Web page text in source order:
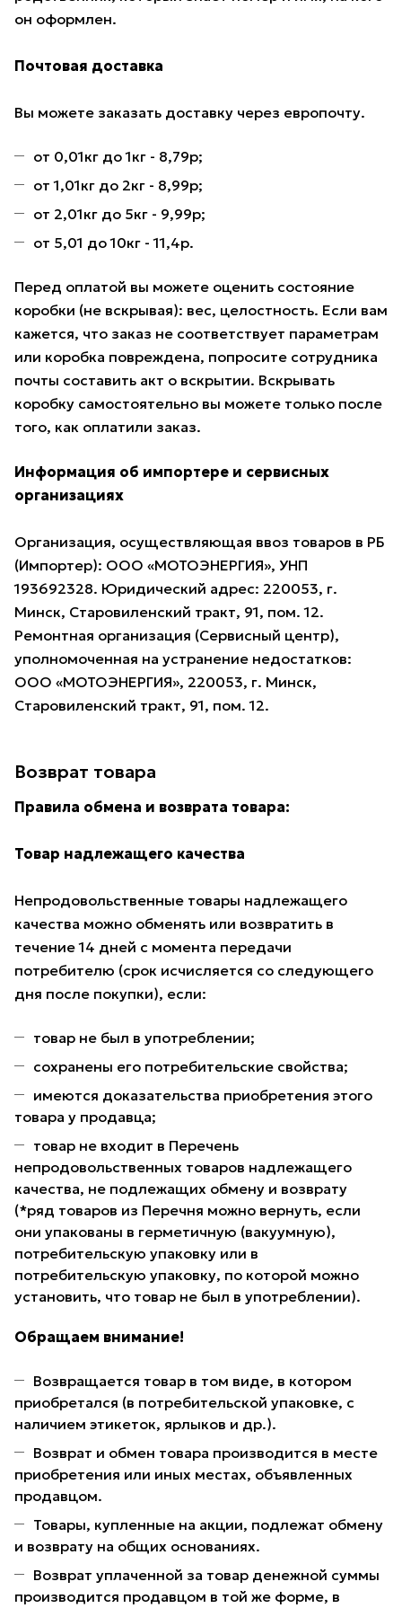
он оформлен.
Почтовая доставка
Вы можете заказать доставку через европочту.
от 0,01кг до 1кг - 8,79р;
от 1,01кг до 2кг - 8,99р;
от 2,01кг до 5кг - 9,99р;
от 5,01 до 10кг - 11,4р.
Перед оплатой вы можете оценить состояние
коробки (не вскрывая): вес, целостность. Если вам
кажется, что заказ не соответствует параметрам
или коробка повреждена, попросите сотрудника
почты составить акт о вскрытии. Вскрывать
коробку самостоятельно вы можете только после
того, как оплатили заказ.
Информация об импортере и сервисных
организациях
Организация, осуществляющая ввоз товаров в РБ
(Импортер): ООО «МОТОЭНЕРГИЯ», УНП
193692328. Юридический адрес: 220053, г.
Минск, Старовиленский тракт, 91, пом. 12.
Ремонтная организация (Сервисный центр),
уполномоченная на устранение недостатков:
ООО «МОТОЭНЕРГИЯ», 220053, г. Минск,
Старовиленский тракт, 91, пом. 12.
Возврат товара
Правила обмена и возврата товара:
Товар надлежащего качества
Непродовольственные товары надлежащего
качества можно обменять или возвратить в
течение 14 дней с момента передачи
потребителю (срок исчисляется со следующего
дня после покупки), если:
товар не был в употреблении;
сохранены его потребительские свойства;
имеются доказательства приобретения этого
товара у продавца;
товар не входит в Перечень
непродовольственных товаров надлежащего
качества, не подлежащих обмену и возврату
(*ряд товаров из Перечня можно вернуть, если
они упакованы в герметичную (вакуумную),
потребительскую упаковку или в
потребительскую упаковку, по которой можно
установить, что товар не был в употреблении).
Обращаем внимание!
Возвращается товар в том виде, в котором
приобретался (в потребительской упаковке, с
наличием этикеток, ярлыков и др.).
Возврат и обмен товара производится в месте
приобретения или иных местах, объявленных
продавцом.
Товары, купленные на акции, подлежат обмену
и возврату на общих основаниях.
Возврат уплаченной за товар денежной суммы
производится продавцом в той же форме, в